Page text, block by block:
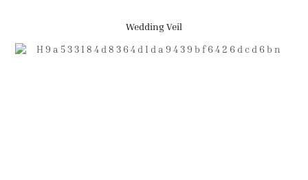
Wedding Veil